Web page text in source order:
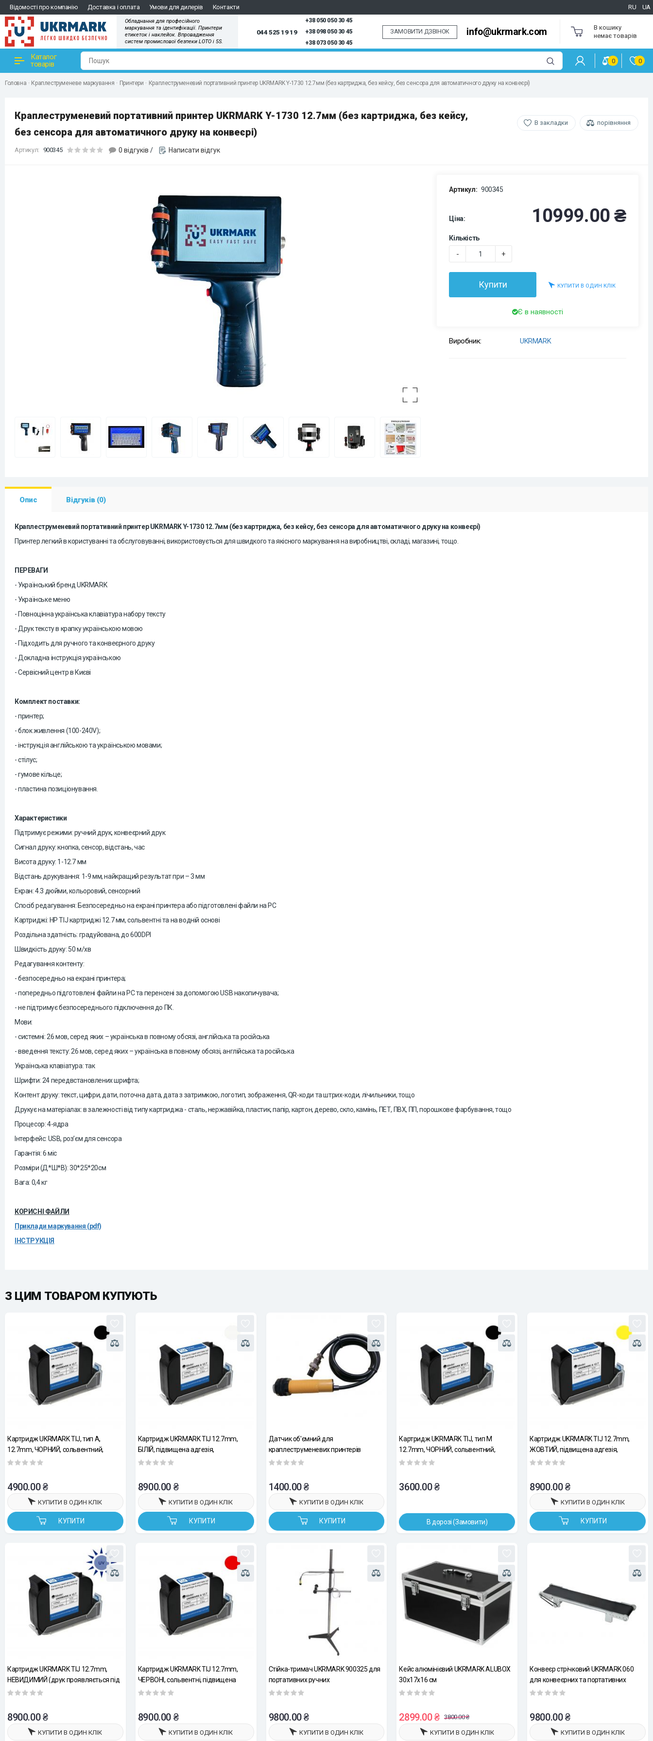
Відомості про компанію Доставка і оплата Умови для дилерів Контакти RU UA
Обладнання для професійного
маркування та ідентифікації. Принтери
етикеток і наклейок. Впровадження
систем промислової безпеки LOTO і 5S.
044 525 19 19
+38 050 050 30 45
+38 098 050 30 45
+38 073 050 30 45
ЗАМОВИТИ ДЗВІНОК info@ukrmark.com
В кошику
немає товарів
Каталог
товарів
0 0
Головна Краплеструменеве маркування Принтери Краплеструменевий портативний принтер UKRMARK Y-1730 12.7мм (без картриджа, без кейсу, без сенсора для автоматичного друку на конвеєрі)
Краплеструменевий портативний принтер UKRMARK Y-1730 12.7мм (без картриджа, без кейсу,
без сенсора для автоматичного друку на конвеєрі)
Артикул: 900345 0 відгуків / Написати відгук
В закладки порівняння
Артикул: 900345
Ціна: 10999.00 ₴
Кількість
- +
Купити КУПИТИ В ОДИН КЛІК
Є в наявності
Виробник: UKRMARK
Опис Відгуків (0)
Краплеструменевий портативний принтер UKRMARK Y-1730 12.7мм (без картриджа, без кейсу, без сенсора для автоматичного друку на конвеєрі)
Принтер легкий в користуванні та обслуговуванні, використовується для швидкого та якісного маркування на виробництві, складі, магазині, тощо.
ПЕРЕВАГИ
- Український бренд UKRMARK
- Українське меню
- Повноцінна українська клавіатура набору тексту
- Друк тексту в крапку українською мовою
- Підходить для ручного та конвеєрного друку
- Докладна інструкція українською
- Сервісний центр в Києві
Комплект поставки:
- принтер;
- блок живлення (100-240V);
- інструкція англійською та українською мовами;
- стілус;
- гумове кільце;
- пластина позиціонування.
Характеристики
Підтримує режими: ручний друк, конвеєрний друк
Сигнал друку: кнопка, сенсор, відстань, час
Висота друку: 1-12.7 мм
Відстань друкування: 1-9 мм, найкращий результат при – 3 мм
Екран: 4.3 дюйми, кольоровий, сенсорний
Спосіб редагування: Безпосередньо на екрані принтера або підготовлені файли на PC
Картриджі: HP TIJ картриджі 12.7 мм, сольвентні та на водній основі
Роздільна здатність: градуйована, до 600DPI
Швидкість друку: 50 м/хв
Редагування контенту:
- безпосередньо на екрані принтера;
- попередньо підготовлені файли на PC та перенсені за допомогою USB накопичувача;
- не підтримує безпосереднього підключення до ПК.
Мови:
- системні:26 мов, серед яких – українська в повному обсязі, англійська та російська
- введення тексту: 26 мов, серед яких – українська в повному обсязі, англійська та російська
Українська клавіатура: так
Шрифти: 24 передвстановлених шрифта;
Контент друку: текст, цифри, дати, поточна дата, дата з затримкою, логотип, зображення, QR-коди та штрих-коди, лічильники, тощо
Друкує на матеріалах: в залежності від типу картриджа - сталь, нержавійка, пластик, папір, картон, дерево, скло, камінь, ПЕТ, ПВХ, ПП, порошкове фарбування, тощо
Процесор: 4-ядра
Інтерфейс: USB, роз’єм для сенсора
Гарантія: 6 міс
Розміри (Д*Ш*В): 30*25*20см
Вага: 0,4 кг
КОРИСНІ ФАЙЛИ
Приклади маркування (pdf)
ІНСТРУКЦІЯ
З ЦИМ ТОВАРОМ КУПУЮТЬ
Картридж UKRMARK TIJ, тип A,
12.7mm, ЧОРНИЙ, сольвентний,
підвищена адгезія, швидкосохнучий
4900.00 ₴
КУПИТИ
КУПИТИ В ОДИН КЛІК
Картридж UKRMARK TIJ 12.7mm,
БІЛІЙ, підвищена адгезія,
швидкосохнучий
8900.00 ₴
КУПИТИ
КУПИТИ В ОДИН КЛІК
Датчик об'ємний для
краплеструменевих принтерів
1400.00 ₴
КУПИТИ
КУПИТИ В ОДИН КЛІК
Картридж UKRMARK TIJ, тип M
12.7mm, ЧОРНИЙ, сольвентний,
швидкосохнучий
3600.00 ₴
В дорозі (Замовити)
Картридж UKRMARK TIJ 12.7mm,
ЖОВТИЙ, підвищена адгезія,
швидкосохнучий
8900.00 ₴
КУПИТИ
КУПИТИ В ОДИН КЛІК
Картридж UKRMARK TIJ 12.7mm,
НЕВИДИМИЙ (друк проявляється під
УФ променями), сольвентні,
8900.00 ₴
КУПИТИ В ОДИН КЛІК
Картридж UKRMARK TIJ 12.7mm,
ЧЕРВОНІ, сольвентні, підвищена
адгезія, швидкосохнучі сольвентні
8900.00 ₴
КУПИТИ В ОДИН КЛІК
Стійка-тримач UKRMARK 900325 для
портативних ручних
краплеструменевих принтерів
9800.00 ₴
КУПИТИ В ОДИН КЛІК
Кейс алюмінієвий UKRMARK ALUBOX
30x17x16 см
2899.00 ₴ 3800.00 ₴
КУПИТИ В ОДИН КЛІК
Конвеєр стрічковий UKRMARK 060
для конвеєрних та портативних
краплеструминних принтерів.
регулювання швидкості
9800.00 ₴
КУПИТИ В ОДИН КЛІК